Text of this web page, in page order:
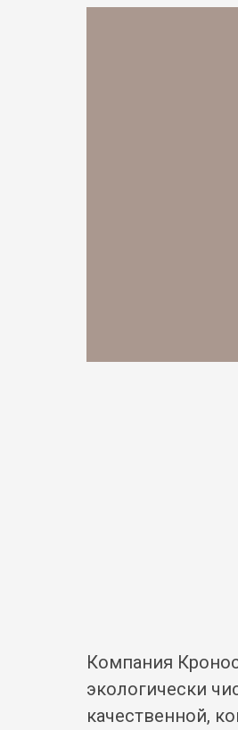
Компания
экологически
качественной,